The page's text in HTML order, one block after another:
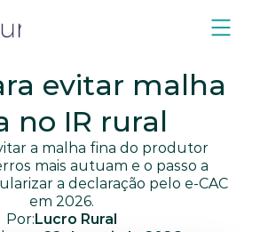
evitar malha
no IR rural
a malha fina do produtor
mais autuam e o passo a
a declaração pelo e-CAC
em 2026.
Por:Lucro Rural